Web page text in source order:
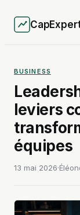
BUSINESS
leviers
équipes
13 mai 2026·